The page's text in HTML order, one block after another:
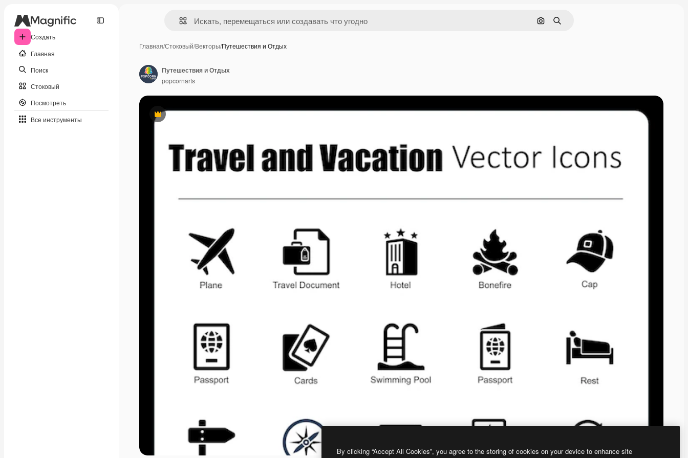
Создать
Главная
Поиск
Стоковый
Посмотреть
Все инструменты
Поиск по изображению
Поиск
Главная/Стоковый/Векторы/Путешествия и Отдых
Премиум
Путешествия и Отдых
popcornarts
By clicking “Accept All Cookies”, you agree to the storing of cookies on your device to enhance site